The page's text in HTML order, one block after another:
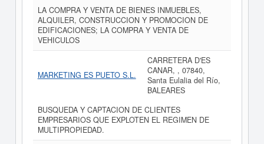
LA COMPRA Y VENTA DE BIENES INMUEBLES,
ALQUILER, CONSTRUCCION Y PROMOCION DE
EDIFICACIONES; LA COMPRA Y VENTA DE
VEHICULOS
MARKETING ES PUETO S.L.
CARRETERA D'ES
CANAR, , 07840,
Santa Eulalia del Río,
BALEARES
BUSQUEDA Y CAPTACION DE CLIENTES
EMPRESARIOS QUE EXPLOTEN EL REGIMEN DE
MULTIPROPIEDAD.